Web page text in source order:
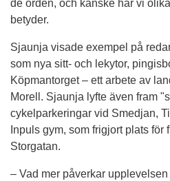
de orden, och kanske har vi
betyder.
Sjaunja visade exempel på
som nya sitt- och lekytor,
Köpmantorget – ett arbete av
Morell. Sjaunja lyfte även fram
cykelparkeringar vid Smedjan,
Inpuls gym, som frigjort plats för
Storgatan.
– Vad mer påverkar